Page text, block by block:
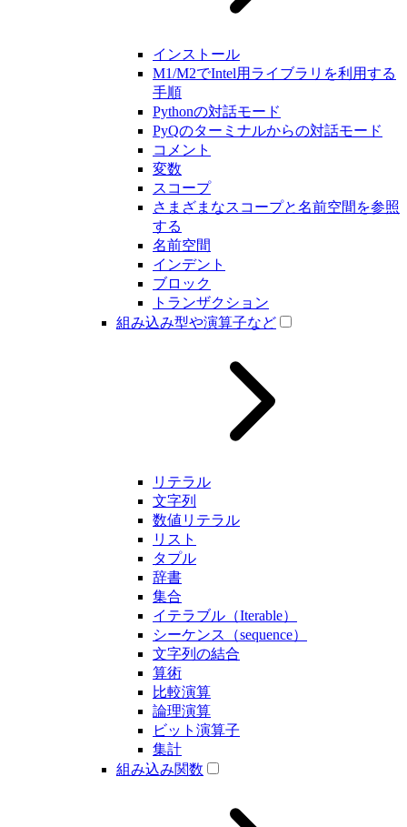
インストール
M1/M2でIntel用ライブラリを利用する
手順
Pythonの対話モード
PyQのターミナルからの対話モード
コメント
変数
スコープ
さまざまなスコープと名前空間を参照
する
名前空間
インデント
ブロック
トランザクション
組み込み型や演算子など
リテラル
文字列
数値リテラル
リスト
タプル
辞書
集合
イテラブル（Iterable）
シーケンス（sequence）
文字列の結合
算術
比較演算
論理演算
ビット演算子
集計
組み込み関数